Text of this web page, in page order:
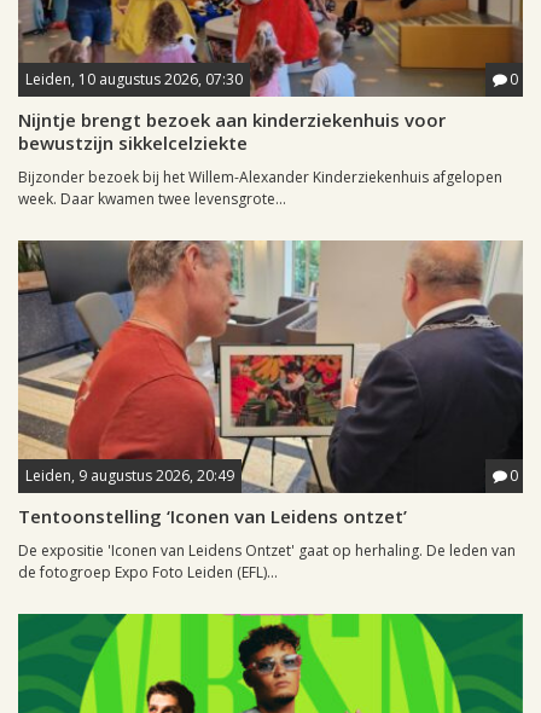
Leiden, 10 augustus 2026, 07:30 0
Nijntje brengt bezoek aan kinderziekenhuis voor
bewustzijn sikkelcelziekte
Bijzonder bezoek bij het Willem-Alexander Kinderziekenhuis afgelopen
week. Daar kwamen twee levensgrote...
Leiden, 9 augustus 2026, 20:49 0
Tentoonstelling ‘Iconen van Leidens ontzet’
De expositie 'Iconen van Leidens Ontzet' gaat op herhaling. De leden van
de fotogroep Expo Foto Leiden (EFL)...